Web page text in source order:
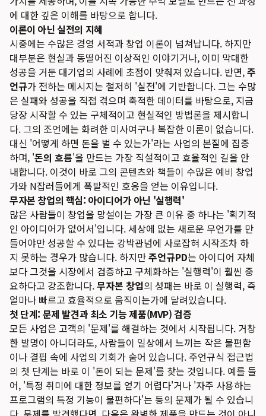
에 대한 깊은 이해를 바탕으로 합니다.
이론이 아닌 실전의 지혜
시중에는 수많은 경영 서적과 창업 이론이 넘쳐납니다. 하지만
대부분은 현실과 동떨어진 이상적인 이야기거나, 이미 막대한
성공을 거둔 대기업의 사례에 초점이 맞춰져 있습니다. 반면,주
언규가 전하는 메시지는 철저히 '실전'에 기반합니다. 그는 수많
은 실패와 성공을 직접 겪으며 축적한 데이터를 바탕으로, 지금
당장 시작할 수 있는 구체적이고 현실적인 방법론을 제시합니
다. 그의 조언에는 화려한 미사여구나 복잡한 이론이 없습니다.
대신 '어떻게 하면 돈을 벌 수 있는가'라는 사업의 본질에 집중
하며, '돈의 흐름'을 만드는 가장 직설적이고 효율적인 길을 안
내합니다. 이것이 바로 그의 콘텐츠와 책들이 수많은 예비 창업
가와 N잡러들에게 폭발적인 호응을 얻는 이유입니다.
무자본 창업의 핵심: 아이디어가 아닌 '실행력'
많은 사람들이 창업을 망설이는 가장 큰 이유 중 하나는 '획기적
인 아이디어가 없어서'입니다. 세상에 없는 새로운 무언가를 만
들어야만 성공할 수 있다는 강박관념에 사로잡혀 시작조차 하
지 못하는 경우가 많습니다. 하지만주언규PD는 아이디어 자체
보다 그것을 시장에서 검증하고 구체화하는 '실행력'이 훨씬 중
요하다고 강조합니다.무자본 창업의 성패는 바로 이 실행력, 즉
얼마나 빠르고 효율적으로 움직이는가에 달려있습니다.
첫 단계: 문제 발견과 최소 기능 제품(MVP) 검증
모든 사업은 고객의 '문제'를 해결하는 것에서 시작됩니다. 거창
한 발명이 아니더라도, 사람들이 일상에서 느끼는 작은 불편함
이나 결핍 속에 사업의 기회가 숨어 있습니다. 주언규식 접근법
의 첫 단계는 바로 이 '돈이 되는 문제'를 찾는 것입니다. 예를 들
어, '특정 취미에 대한 정보를 얻기 어렵다'거나 '자주 사용하는
프로그램의 특정 기능이 불편하다'는 등의 문제가 될 수 있습니